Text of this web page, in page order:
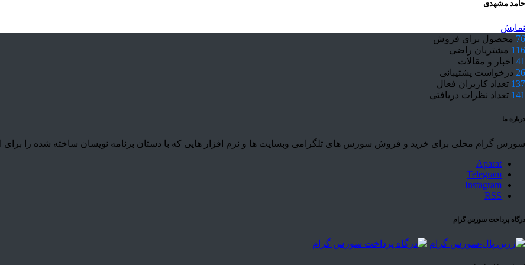
حامد مشهدی
نمایش
76 محصول برای فروش
116 مشتریان راضی
41 اخبار و مقالات
26 درخواست پشتیبانی
137 تعداد کاربران فعال
141 تعداد نظرات دریافتی
درباره ما
سورس گرام محلی برای خرید و فروش سورس های تلگرامی وبسایت ها و نرم افزار هایی که با دستان برنامه نویسان ساخته شده را برای
Aparat
Telegram
Instagram
RSS
درگاه پرداخت سورس گرام